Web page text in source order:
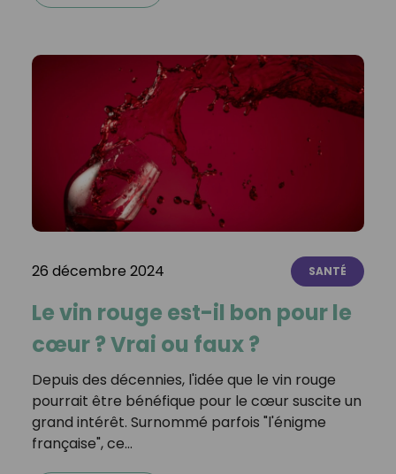
26 décembre 2024 SANTÉ
Le vin rouge est-il bon pour le
cœur ? Vrai ou faux ?
Depuis des décennies, l'idée que le vin rouge
pourrait être bénéfique pour le cœur suscite un
grand intérêt. Surnommé parfois "l'énigme
française", ce…